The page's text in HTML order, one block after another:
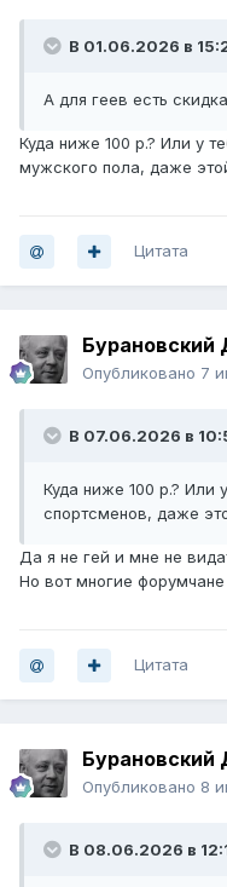
В 01.06.2026 в
А для геев есть
Куда ниже 100 р.? Или у
мужского пола, даже
Цитата
Бурановский
Опубликовано 7
В 07.06.2026 в
Куда ниже 100 р.? Или
спортсменов, даже
Да я не гей и мне не
Но вот многие
Цитата
Бурановский
Опубликовано 8
В 08.06.2026 в